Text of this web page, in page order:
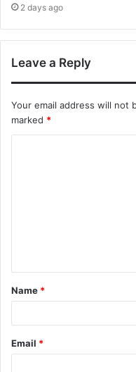
2 days ago
Leave a Reply
Your email address will not
marked *
Name *
Email *